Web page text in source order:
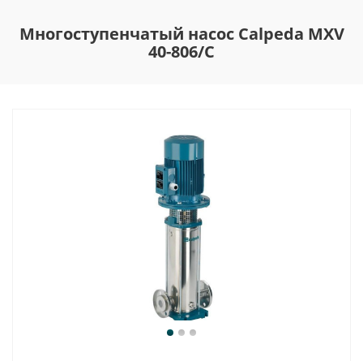
Многоступенчатый насос Calpeda MXV
40-806/C